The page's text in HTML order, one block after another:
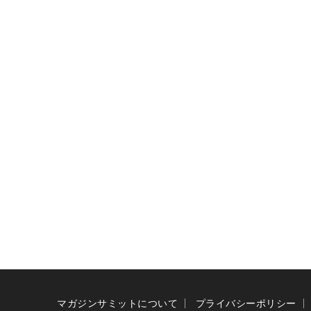
マガジンサミットについて プライバシーポリシー